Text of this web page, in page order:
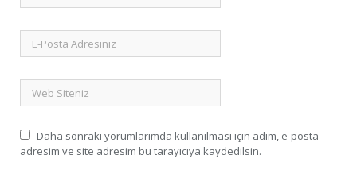
Daha sonraki yorumlarımda kullanılması için adım, e-posta
adresim ve site adresim bu tarayıcıya kaydedilsin.